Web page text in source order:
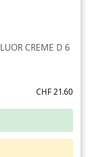
CREME D 6
CHF 21.60